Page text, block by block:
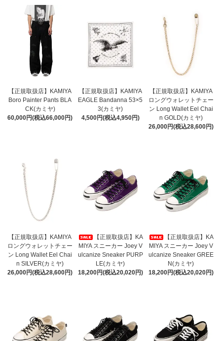
【正規取扱店】KAMIYA
Boro Painter Pants BLA
CK(カミヤ)
60,000円(税込66,000円)
【正規取扱店】KAMIYA
EAGLE Bandanna 53×5
3(カミヤ)
4,500円(税込4,950円)
【正規取扱店】KAMIYA
ロングウォレットチェー
ン Long Wallet Eel Chai
n GOLD(カミヤ)
26,000円(税込28,600円)
【正規取扱店】KAMIYA
ロングウォレットチェー
ン Long Wallet Eel Chai
n SILVER(カミヤ)
26,000円(税込28,600円)
【正規取扱店】KA
MIYA スニーカー Joey V
ulcanize Sneaker PURP
LE(カミヤ)
18,200円(税込20,020円)
【正規取扱店】KA
MIYA スニーカー Joey V
ulcanize Sneaker GREE
N(カミヤ)
18,200円(税込20,020円)